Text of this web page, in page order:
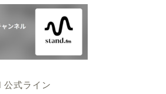
式ライン